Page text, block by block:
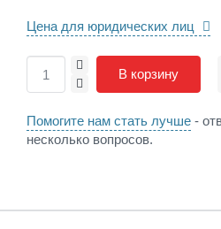
Цена для юридических лиц
-
+
В корзину
Помогите нам стать лучше -
несколько вопросов.